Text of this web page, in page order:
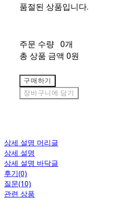
품절된 상품입니다.
주문 수량 0개
총 상품 금액 0원
구매하기
장바구니에 담기
상세 설명 머리글
상세 설명
상세 설명 바닥글
후기(0)
질문(10)
관련 상품